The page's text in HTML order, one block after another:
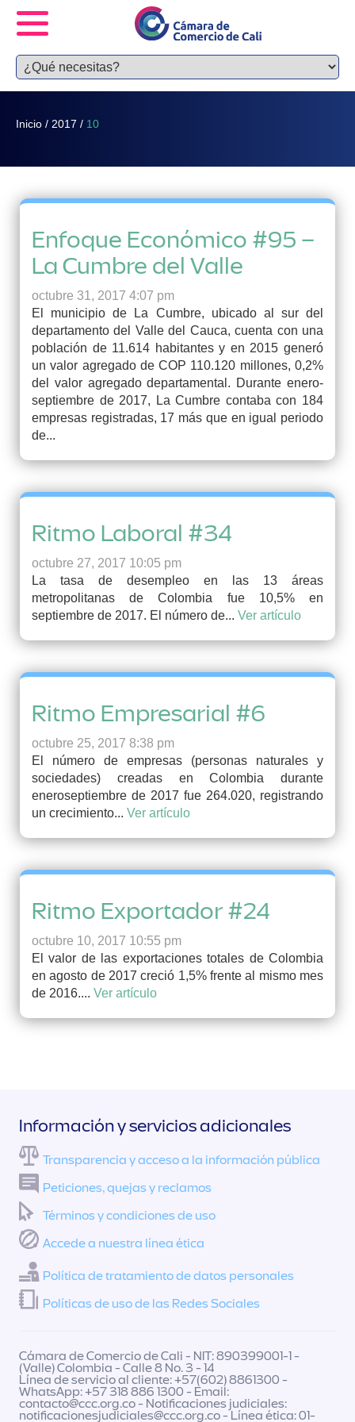
Inicio / 2017 / 10
Enfoque Económico #95 –
La Cumbre del Valle
octubre 31, 2017 4:07 pm
El municipio de La Cumbre, ubicado al sur del
departamento del Valle del Cauca, cuenta con una
población de 11.614 habitantes y en 2015 generó
un valor agregado de COP 110.120 millones, 0,2%
del valor agregado departamental. Durante enero-
septiembre de 2017, La Cumbre contaba con 184
empresas registradas, 17 más que en igual periodo
de...
Ritmo Laboral #34
octubre 27, 2017 10:05 pm
La tasa de desempleo en las 13 áreas
metropolitanas de Colombia fue 10,5% en
septiembre de 2017. El número de... Ver artículo
Ritmo Empresarial #6
octubre 25, 2017 8:38 pm
El número de empresas (personas naturales y
sociedades) creadas en Colombia durante
eneroseptiembre de 2017 fue 264.020, registrando
un crecimiento... Ver artículo
Ritmo Exportador #24
octubre 10, 2017 10:55 pm
El valor de las exportaciones totales de Colombia
en agosto de 2017 creció 1,5% frente al mismo mes
de 2016.... Ver artículo
Información y servicios adicionales
Transparencia y acceso a la información pública
Peticiones, quejas y reclamos
Términos y condiciones de uso
Accede a nuestra línea ética
Política de tratamiento de datos personales
Políticas de uso de las Redes Sociales
Cámara de Comercio de Cali - NIT: 890399001-1 -
(Valle) Colombia - Calle 8 No. 3 - 14
Línea de servicio al cliente: +57(602) 8861300 -
WhatsApp: +57 318 886 1300 - Email:
contacto@ccc.org.co- Notificaciones judiciales:
notificacionesjudiciales@ccc.org.co- Línea ética: 01-